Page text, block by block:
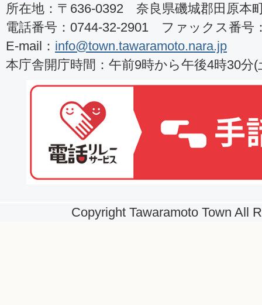
所在地：〒636-0392 奈良県磯城郡田原本
電話番号：0744-32-2901 ファックス番号
E-mail： info@town.tawaramoto.nara.jp
本庁舎開庁時間：午前9時から午後4時30分
Copyright Tawaramoto Town All